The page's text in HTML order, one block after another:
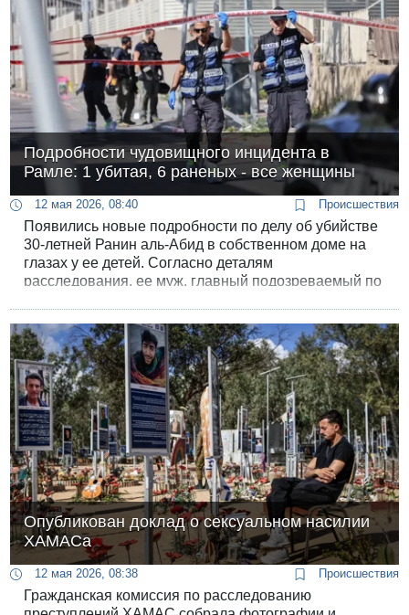
Подробности чудовищного инцидента в
Рамле: 1 убитая, 6 раненых - все женщины
12 мая 2026, 08:40 Происшествия
Появились новые подробности по делу об убийстве
30-летней Ранин аль-Абид в собственном доме на
глазах у ее детей. Согласно деталям
расследования, ее муж, главный подозреваемый по
мужчина застрелил свою жену Ранин и открыл огонь
по находившимся там же родственницам.
Опубликован доклад о сексуальном насилии
ХАМАСа
12 мая 2026, 08:38 Происшествия
Гражданская комиссия по расследованию